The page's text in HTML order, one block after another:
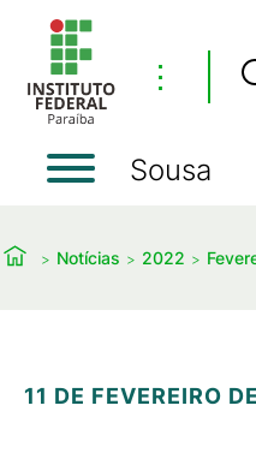
⋮
Sousa
Notícias 2022
11 DE FEVEREIRO